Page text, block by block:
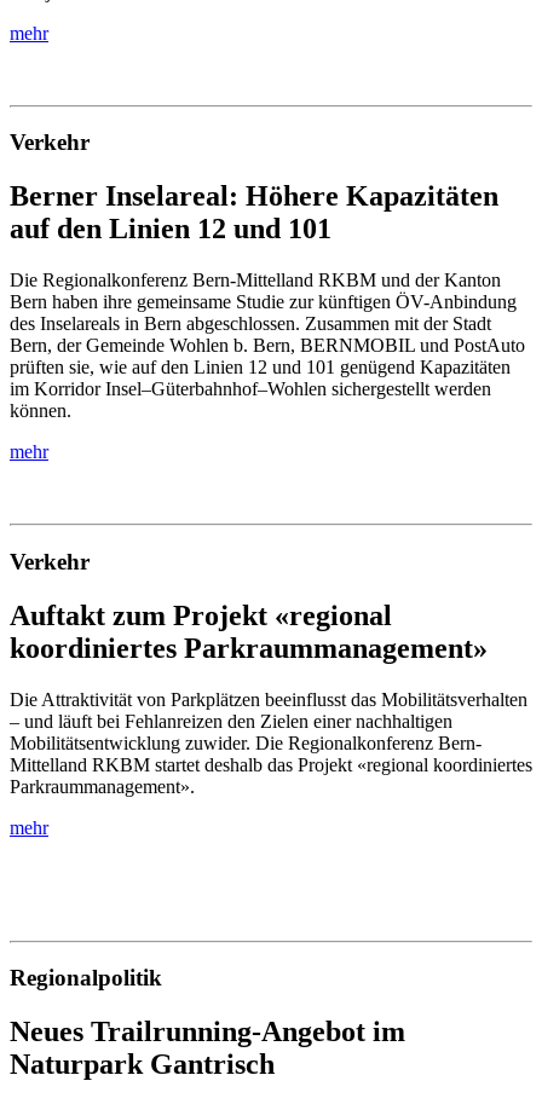
mehr
Verkehr
Berner Inselareal: Höhere Kapazitäten
auf den Linien 12 und 101
Die Regionalkonferenz Bern-Mittelland RKBM und der Kanton
Bern haben ihre gemeinsame Studie zur künftigen ÖV-Anbindung
des Inselareals in Bern abgeschlossen. Zusammen mit der Stadt
Bern, der Gemeinde Wohlen b. Bern, BERNMOBIL und PostAuto
prüften sie, wie auf den Linien 12 und 101 genügend Kapazitäten
im Korridor Insel–Güterbahnhof–Wohlen sichergestellt werden
können.
mehr
Verkehr
Auftakt zum Projekt «regional
koordiniertes Parkraummanagement»
Die Attraktivität von Parkplätzen beeinflusst das Mobilitätsverhalten
– und läuft bei Fehlanreizen den Zielen einer nachhaltigen
Mobilitätsentwicklung zuwider. Die Regionalkonferenz Bern-
Mittelland RKBM startet deshalb das Projekt «regional koordiniertes
Parkraummanagement».
mehr
Regionalpolitik
Neues Trailrunning-Angebot im
Naturpark Gantrisch